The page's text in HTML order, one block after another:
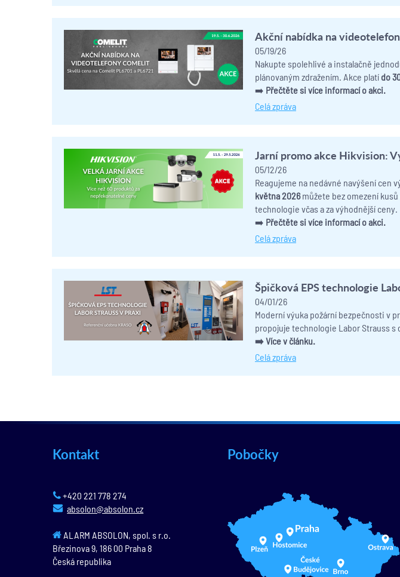
Akční nabídka na
05/19/26
Nakupte spolehlivé a instalačně
plánovaným zdražením. Akce platí do
➡️ Přečtěte si více informací o akci.
Celá zpráva
Jarní promo akce Hikvision:
05/12/26
Reagujeme na nedávné navýšení cen
května 2026můžete bez omezení
technologie včas a za výhodnější ceny.
➡️ Přečtěte si více informací o akci.
Celá zpráva
Špičková EPS technologie
04/01/26
Moderní výuka požární bezpečnosti v
propojuje technologie Labor Strauss s
➡️ Více v článku.
Celá zpráva
Kontakt
+420 221 778 274
absolon@absolon.cz
ALARM ABSOLON, spol. s r.o.
Březinova 9,186 00 Praha 8
Česká republika
Pobočky